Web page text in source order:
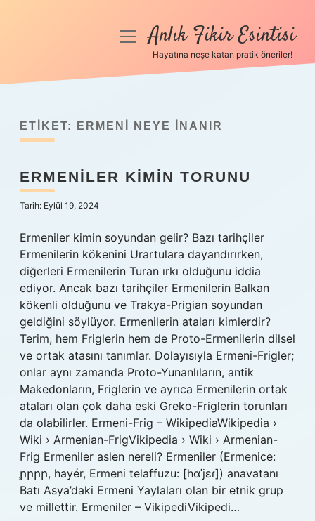
Anasayfa
Yasal Uyarı
Hakkımızda
menüyüAnlık Fikir Esintisi
Hayatına neşe katan pratik öneriler!
ETIKET: ERMENI NEYE INANIR
ERMENILER KIMIN TORUNU
Tarih: Eylül 19, 2024
Ermeniler kimin soyundan gelir? Bazı tarihçiler
Ermenilerin kökenini Urartulara dayandırırken,
diğerleri Ermenilerin Turan ırkı olduğunu iddia
ediyor. Ancak bazı tarihçiler Ermenilerin Balkan
kökenli olduğunu ve Trakya-Prigian soyundan
geldiğini söylüyor. Ermenilerin ataları kimlerdir?
Terim, hem Friglerin hem de Proto-Ermenilerin dilsel
ve ortak atasını tanımlar. Dolayısıyla Ermeni-Frigler;
onlar aynı zamanda Proto-Yunanlıların, antik
Makedonların, Friglerin ve ayrıca Ermenilerin ortak
ataları olan çok daha eski Greko-Friglerin torunları
da olabilirler. Ermeni-Frig – WikipediaWikipedia ›
Wiki › Armenian-FrigVikipedia › Wiki › Armenian-
Frig Ermeniler aslen nereli? Ermeniler (Ermenice:
ְրրրր, hayér, Ermeni telaffuzu: [hɑˈjɛɾ]) anavatanı
Batı Asya’daki Ermeni Yaylaları olan bir etnik grup
ve millettir. Ermeniler – VikipediVikipedi…